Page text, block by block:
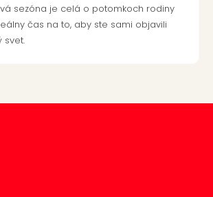
sezóna je celá o potomkoch rodiny
čas na to, aby ste sami objavili
svet.